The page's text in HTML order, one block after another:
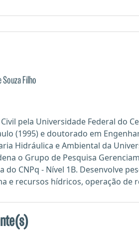
Filho
pela Universidade Federal do
(1995) e doutorado em
Hidráulica e Ambiental da
o Grupo de Pesquisa
do CNPq - Nível 1B. Desenvolve
e recursos hídricos, operação de